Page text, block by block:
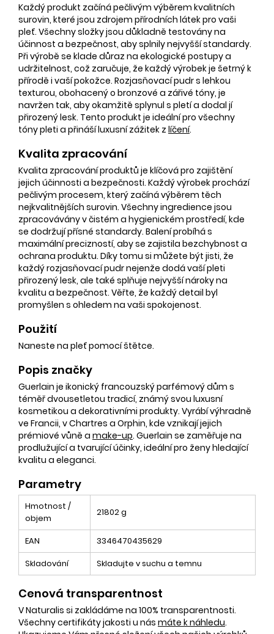
Každý produkt začíná pečlivým výběrem kvalitních
surovin, které jsou zdrojem přírodních látek pro vaši
pleť. Všechny složky jsou důkladně testovány na
účinnost a bezpečnost, aby splnily nejvyšší standardy.
Při výrobě se klade důraz na ekologické postupy a
udržitelnost, což zaručuje, že každý výrobek je šetrný k
přírodě i vaší pokožce. Rozjasňovací pudr s lehkou
texturou, obohacený o bronzové a zářivé tóny, je
navržen tak, aby okamžitě splynul s pletí a dodal jí
přirozený lesk. Tento produkt je ideální pro všechny
tóny pleti a přináší luxusní zážitek z líčení.
Kvalita zpracování
Kvalita zpracování produktů je klíčová pro zajištění
jejich účinnosti a bezpečnosti. Každý výrobek prochází
pečlivým procesem, který začíná výběrem těch
nejkvalitnějších surovin. Všechny ingredience jsou
zpracovávány v čistém a hygienickém prostředí, kde
se dodržují přísné standardy. Balení probíhá s
maximální precizností, aby se zajistila bezchybnost a
ochrana produktu. Díky tomu si můžete být jisti, že
každý rozjasňovací pudr nejenže dodá vaší pleti
přirozený lesk, ale také splňuje nejvyšší nároky na
kvalitu a bezpečnost. Věřte, že každý detail byl
promyšlen s ohledem na vaši spokojenost.
Použití
Naneste na pleť pomocí štětce.
Popis značky
Guerlain je ikonický francouzský parfémový dům s
téměř dvousetletou tradicí, známý svou luxusní
kosmetikou a dekorativními produkty. Vyrábí výhradně
ve Francii, v Chartres a Orphin, kde vznikají jejich
prémiové vůně a make-up. Guerlain se zaměřuje na
prodlužující a tvarující účinky, ideální pro ženy hledající
kvalitu a eleganci.
Parametry
Hmotnost /
objem
21802 g
EAN
3346470435629
Skladování
Skladujte v suchu a temnu
Cenová transparentnost
V Naturalis si zakládáme na 100% transparentnosti.
Všechny certifikáty jakosti u nás máte k náhledu.